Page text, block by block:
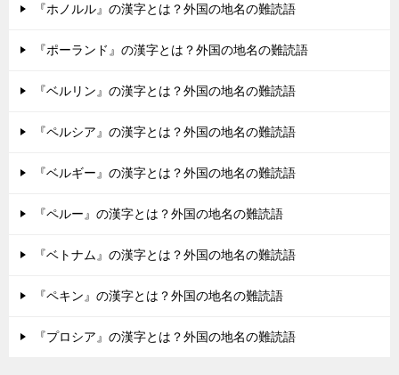
『ホノルル』の漢字とは？外国の地名の難読語
『ポーランド』の漢字とは？外国の地名の難読語
『ベルリン』の漢字とは？外国の地名の難読語
『ペルシア』の漢字とは？外国の地名の難読語
『ベルギー』の漢字とは？外国の地名の難読語
『ペルー』の漢字とは？外国の地名の難読語
『ベトナム』の漢字とは？外国の地名の難読語
『ペキン』の漢字とは？外国の地名の難読語
『プロシア』の漢字とは？外国の地名の難読語